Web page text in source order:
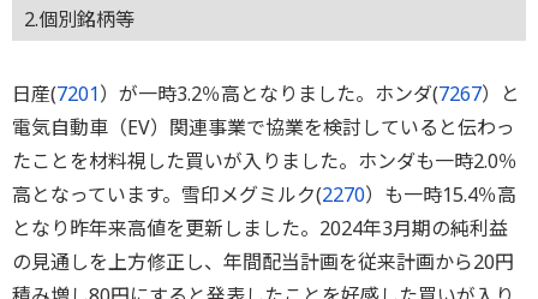
2.個別銘柄等
日産(7201）が一時3.2％高となりました。ホンダ(7267）と
電気自動車（EV）関連事業で協業を検討していると伝わっ
たことを材料視した買いが入りました。ホンダも一時2.0％
高となっています。雪印メグミルク(2270）も一時15.4％高
となり昨年来高値を更新しました。2024年3月期の純利益
の見通しを上方修正し、年間配当計画を従来計画から20円